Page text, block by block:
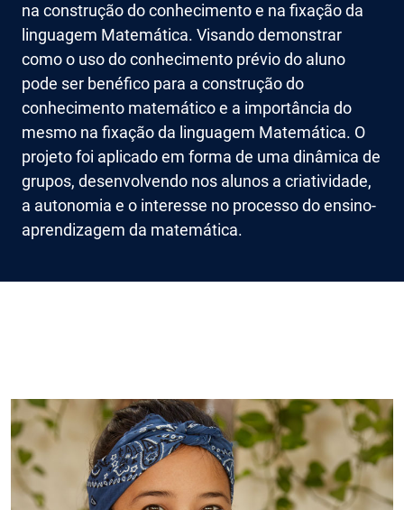
na construção do conhecimento e na fixação da
linguagem Matemática. Visando demonstrar
como o uso do conhecimento prévio do aluno
pode ser benéfico para a construção do
conhecimento matemático e a importância do
mesmo na fixação da linguagem Matemática. O
projeto foi aplicado em forma de uma dinâmica de
grupos, desenvolvendo nos alunos a criatividade,
a autonomia e o interesse no processo do ensino-
aprendizagem da matemática.
Imagem de capa